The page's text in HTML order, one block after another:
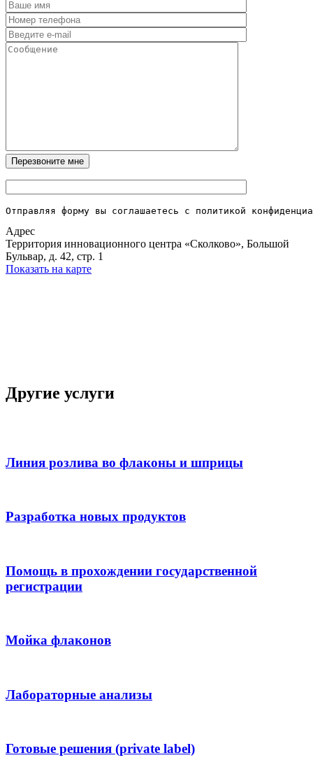
Отправляя форму вы соглашаетесь с политикой
Адрес
Территория инновационного центра «Сколково», Большой
Бульвар, д. 42, стр. 1
Показать на карте
Другие услуги
Линия розлива во флаконы и шприцы
Разработка новых продуктов
Помощь в прохождении государственной
регистрации
Мойка флаконов
Лабораторные анализы
Готовые решения (private label)